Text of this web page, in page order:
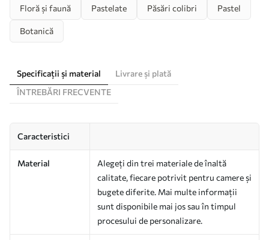
Floră și faună Pastelate Păsări colibri Pastel
Botanică
Specificații și material
Livrare și plată
ÎNTREBĂRI FRECVENTE
Caracteristici
Material
Alegeți din trei materiale de înaltă
calitate, fiecare potrivit pentru camere și
bugete diferite. Mai multe informații
sunt disponibile mai jos sau în timpul
procesului de personalizare.